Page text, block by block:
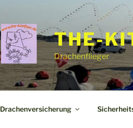
THE-
Drachenflieger
Drachenversicherung